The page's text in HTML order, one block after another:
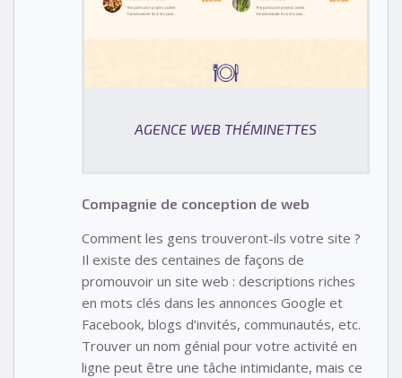
AGENCE WEB THÉMINETTES
Compagnie de conception de web
Comment les gens trouveront-ils votre site ?
Il existe des centaines de façons de
promouvoir un site web : descriptions riches
en mots clés dans les annonces Google et
Facebook, blogs d’invités, communautés, etc.
Trouver un nom génial pour votre activité en
ligne peut être une tâche intimidante, mais ce